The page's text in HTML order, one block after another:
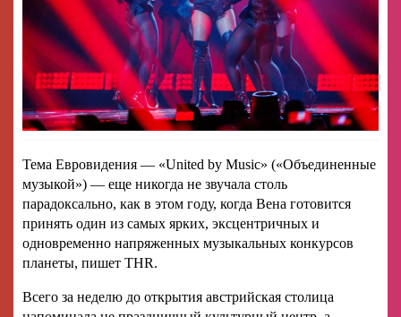
Тема Евровидения — «United by Music» («Объединенные
музыкой») — еще никогда не звучала столь
парадоксально, как в этом году, когда Вена готовится
принять один из самых ярких, эксцентричных и
одновременно напряженных музыкальных конкурсов
планеты, пишет THR.
Всего за неделю до открытия австрийская столица